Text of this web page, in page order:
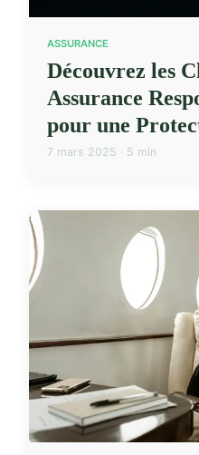
ASSURANCE
Découvrez les
Assurance
pour une
7 mars 2025 · 5 min